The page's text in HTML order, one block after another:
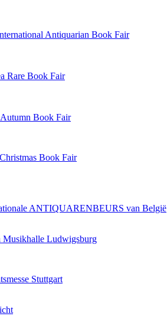
Antiquarian Book Fair
Rare Book Fair
Book Fair
Book Fair
ANTIQUARENBEURS van België
Musikhalle Ludwigsburg
Stuttgart